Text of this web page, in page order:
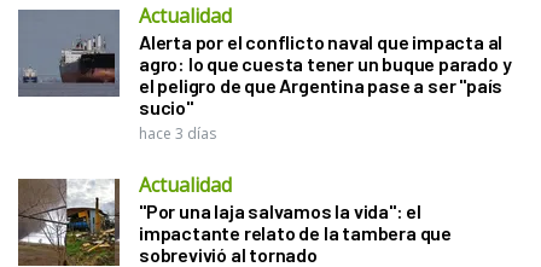
Actualidad
Alerta por el conflicto naval que impacta al
agro: lo que cuesta tener un buque parado y
el peligro de que Argentina pase a ser "país
sucio"
hace 3 días
Actualidad
"Por una laja salvamos la vida": el
impactante relato de la tambera que
sobrevivió al tornado